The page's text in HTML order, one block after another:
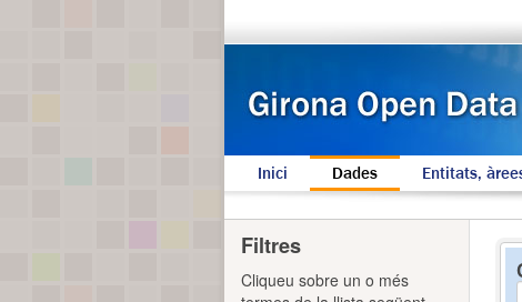
Inici Dades Entitats,
Filtres
Cliqueu sobre un o més